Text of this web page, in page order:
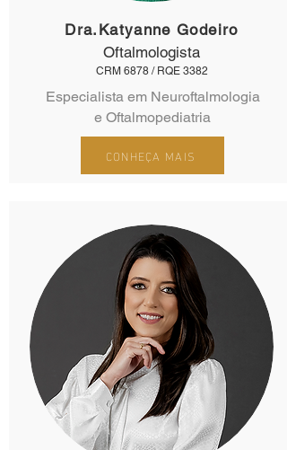
Dra.Katyanne Godeiro
Oftalmologista
CRM 6878 / RQE 3382
Especialista em Neuroftalmologia
e Oftalmopediatria
CONHEÇA MAIS